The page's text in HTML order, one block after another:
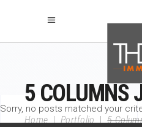
5 COLUMNS
Home|Portfolio|5
Sorry, no posts matched your